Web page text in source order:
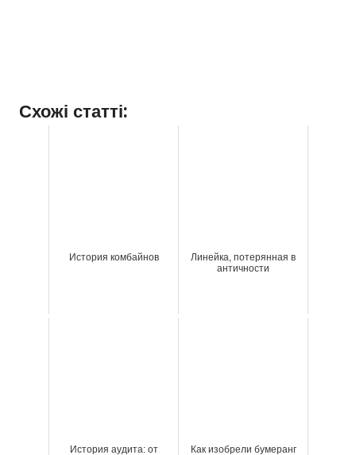
Схожі статті:
История комбайнов
Линейка, потерянная в
античности
История аудита: от
Как изобрели бумеранг